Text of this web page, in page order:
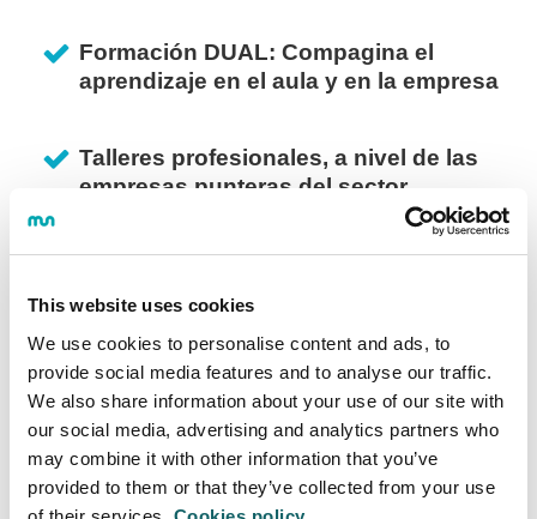
This website uses cookies
We use cookies to personalise content and ads, to
provide social media features and to analyse our traffic.
We also share information about your use of our site with
our social media, advertising and analytics partners who
may combine it with other information that you’ve
provided to them or that they’ve collected from your use
Formación DUAL: Compagina el
aprendizaje en el aula y en la empresa
Talleres profesionales, a nivel de las
empresas punteras del sector
Raul Fernandez
COORDINATOR